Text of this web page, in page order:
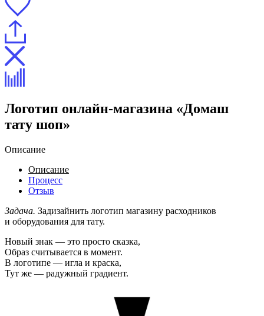
Логотип онлайн-магазина «Домаш
тату шоп»
Описание
Описание
Процесс
Отзыв
Задача. Задизайнить логотип магазину расходников
и оборудования для тату.
Новый знак — это просто сказка,
Образ считывается в момент.
В логотипе — игла и краска,
Тут же — радужный градиент.